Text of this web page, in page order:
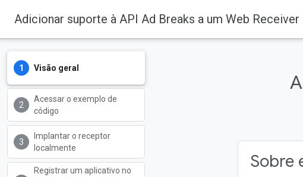
Adicionar suporte à API Ad Breaks a um Web Receiver
Visão geral
Acessar o exemplo de
código
Implantar o receptor
localmente
Registrar um aplicativo no
Sobre